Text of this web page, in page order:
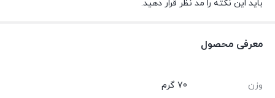
باید این نکته را مد نظر قرار دهید.
معرفی محصول
وزن 70 گرم